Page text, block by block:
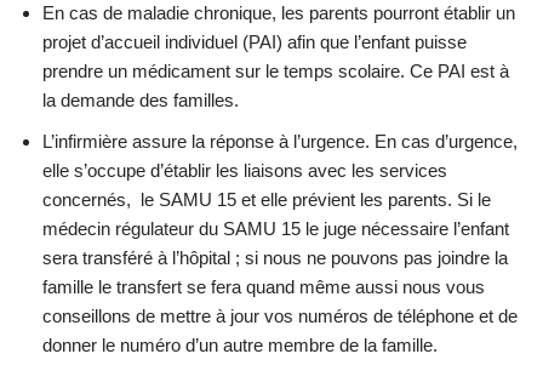
En cas de maladie chronique, les parents pourront établir un
projet d’accueil individuel (PAI) afin que l’enfant puisse
prendre un médicament sur le temps scolaire. Ce PAI est à
la demande des familles.
L’infirmière assure la réponse à l’urgence. En cas d’urgence,
elle s’occupe d’établir les liaisons avec les services
concernés, le SAMU 15 et elle prévient les parents. Si le
médecin régulateur du SAMU 15 le juge nécessaire l’enfant
sera transféré à l’hôpital ; si nous ne pouvons pas joindre la
famille le transfert se fera quand même aussi nous vous
conseillons de mettre à jour vos numéros de téléphone et de
donner le numéro d’un autre membre de la famille.